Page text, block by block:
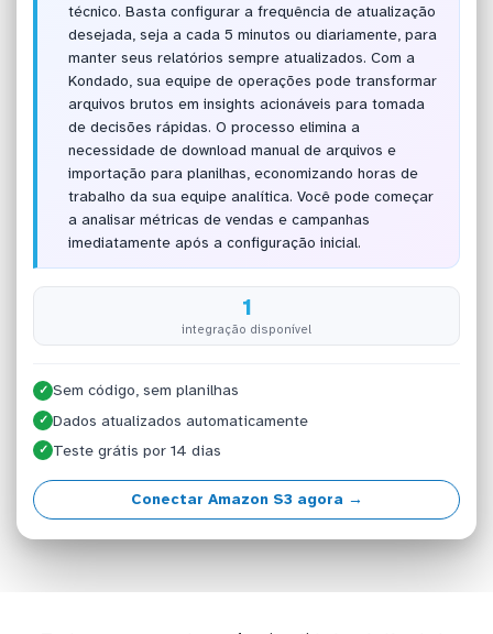
técnico. Basta configurar a frequência de atualização
desejada, seja a cada 5 minutos ou diariamente, para
manter seus relatórios sempre atualizados. Com a
Kondado, sua equipe de operações pode transformar
arquivos brutos em insights acionáveis para tomada
de decisões rápidas. O processo elimina a
necessidade de download manual de arquivos e
importação para planilhas, economizando horas de
trabalho da sua equipe analítica. Você pode começar
a analisar métricas de vendas e campanhas
imediatamente após a configuração inicial.
1
integração disponível
✓ Sem código, sem planilhas
✓ Dados atualizados automaticamente
✓ Teste grátis por 14 dias
Conectar Amazon S3 agora →